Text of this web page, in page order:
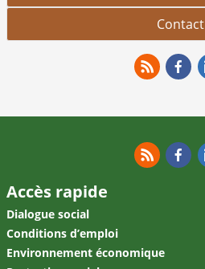
Contact
Accès rapide
Dialogue social
Conditions d’emploi
Environnement économique